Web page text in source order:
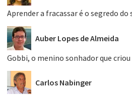
Aprender a fracassar é o segredo do
Auber Lopes de Almeida
Gobbi, o menino sonhador que
Carlos Nabinger